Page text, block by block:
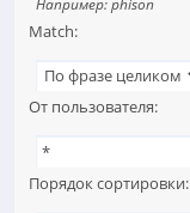
Match:
От пользователя:
Порядок сортировки: